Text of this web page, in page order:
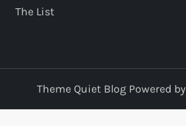
The List
Theme Quiet Blog Powered by